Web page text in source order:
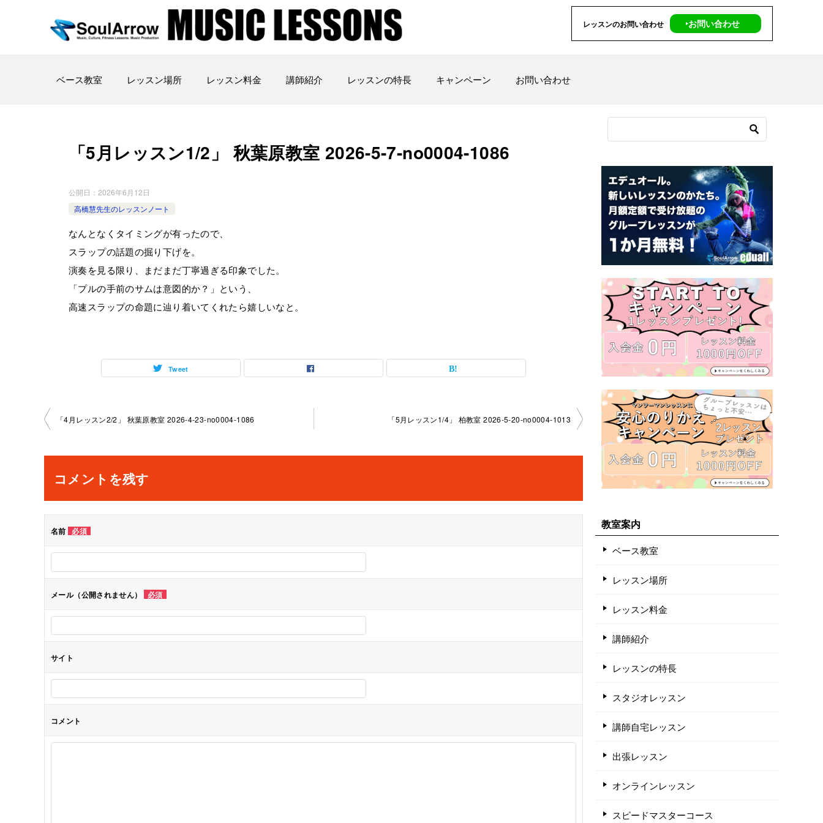
レッスンのお問い合わせ ‣お問い合わせ
ベース教室 レッスン場所 レッスン料金 講師紹介 レッスンの特長 キャンペーン お問い合わせ
「5月レッスン1/2」 秋葉原教室 2026-5-7-no0004-1086
公開日： 2026年6月12日
高橋慧先生のレッスンノート
なんとなくタイミングが有ったので、
スラップの話題の掘り下げを。
演奏を見る限り、まだまだ丁寧過ぎる印象でした。
「プルの手前のサムは意図的か？」という、
高速スラップの命題に辿り着いてくれたら嬉しいなと。
Tweet
投
ナ
ビ
ゲ
ー
シ
ョ
「4月レッスン2/2」 秋葉原教室 2026-4-23-no0004-1086 「5月レッスン1/4」 柏教室 2026-5-20-no0004-1013
コメントを残す
名前 必須
メール（公開されません） 必須
サイト
コメント
教室案内
ベース教室
レッスン場所
レッスン料金
講師紹介
レッスンの特長
スタジオレッスン
講師自宅レッスン
出張レッスン
オンラインレッスン
スピードマスターコース